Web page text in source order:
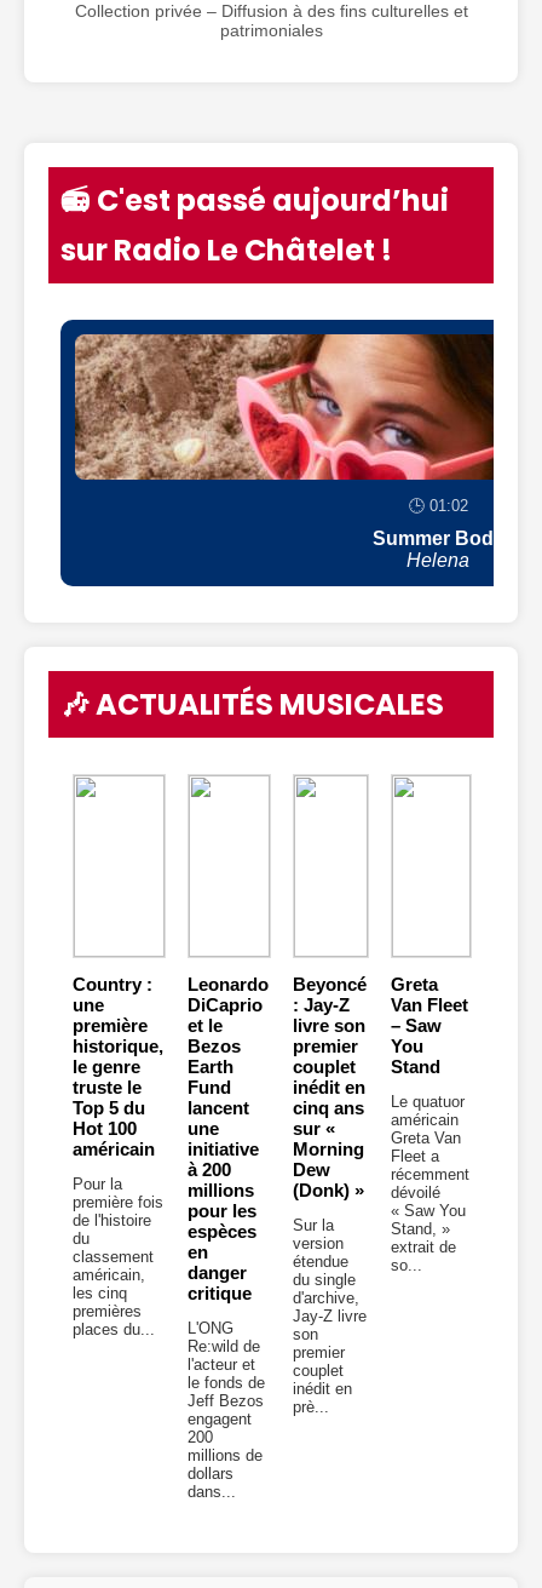
Collection privée – Diffusion à des fins culturelles et
patrimoniales
📻 C'est passé aujourd’hui
sur Radio Le Châtelet !
🕒 01:02
Summer Body
Helena
🎶 ACTUALITÉS MUSICALES
Country :
une
première
historique,
le genre
truste le
Top 5 du
Hot 100
américain
Pour la
première fois
de l'histoire
du
classement
américain,
les cinq
premières
places du...
Leonardo
DiCaprio
et le
Bezos
Earth
Fund
lancent
une
initiative
à 200
millions
pour les
espèces
en
danger
critique
L'ONG
Re:wild de
l'acteur et
le fonds de
Jeff Bezos
engagent
200
millions de
dollars
dans...
Beyoncé
: Jay-Z
livre son
premier
couplet
inédit en
cinq ans
sur «
Morning
Dew
(Donk) »
Sur la
version
étendue
du single
d'archive,
Jay-Z livre
son
premier
couplet
inédit en
prè...
Greta
Van Fleet
– Saw
You
Stand
Le quatuor
américain
Greta Van
Fleet a
récemment
dévoilé
« Saw You
Stand, »
extrait de
so...